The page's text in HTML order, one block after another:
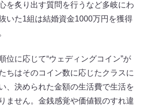
を炙り出す質問を行うなど多岐にわ
いた1組は結婚資金1000万円を獲得
位に応じて“ウェディングコイン”が
ちはそのコイン数に応じたクラスに
、決められた金額の生活費で生活を
ません。金銭感覚や価値観のすれ違